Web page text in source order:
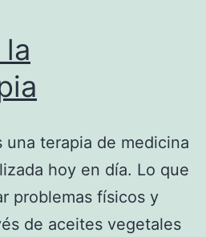
una terapia de medicina
hoy en día. Lo que
problemas físicos y
de aceites vegetales